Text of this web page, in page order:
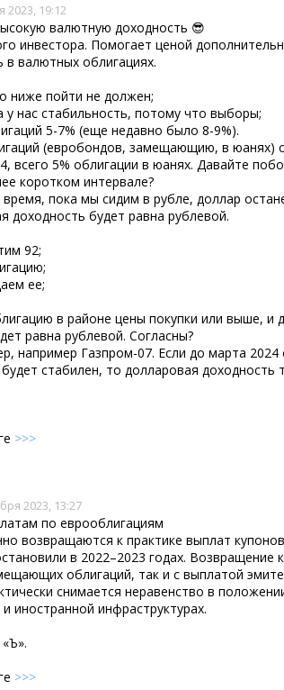
2023, 19:12
валютную доходность 😎
инвестора. Помогает ценой
валютных облигациях.
ниже пойти не должен;
у нас стабильность, потому что выборы;
5-7% (еще недавно было 8-9%).
(евробондов, замещающию, в юанях)
всего 5% облигации в юанях. Давайте
коротком интервале?
время, пока мы сидим в рубле, доллар
доходность будет равна рублевой.
92;
ее;
в районе цены покупки или выше, и
равна рублевой. Согласны?
например Газпром-07. Если до марта 2024
стабилен, то долларовая
>>>
2023, 13:27
по еврооблигациям
возвращаются к практике выплат
в 2022–2023 годах.
облигаций, так и с выплатой
снимается неравенство в
иностранной инфраструктурах.
«Ъ».
>>>